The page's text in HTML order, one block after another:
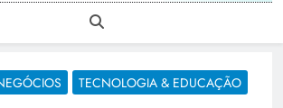
TECNOLOGIA & EDUCAÇÃO